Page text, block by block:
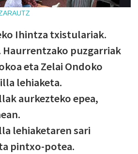
Ihintza txistulariak.
Haurrentzako puzgarriak
eta Zelai Ondoko
lehiaketa.
aurkezteko epea,
lehiaketaren sari
pintxo-potea.